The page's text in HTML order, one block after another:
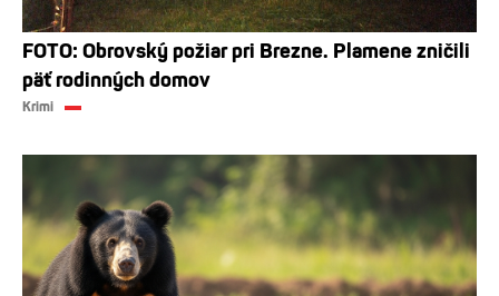
FOTO: Obrovský požiar pri Brezne. Plamene zničili
päť rodinných domov
Krimi